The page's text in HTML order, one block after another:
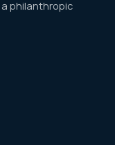
a philanthropic